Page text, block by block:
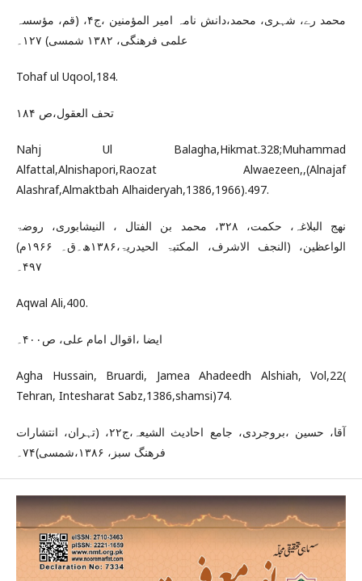
محمد رے، شہری، محمد،دانش نامہ امیر المؤمنین ،ج۴، (قم، مؤسسہ
علمی فرھنگی، ۱۳۸۲ شمسی) ۱۲۷۔
Tohaf ul Uqool,184.
تحف العقول،ص ۱۸۴
Nahj Ul Balagha,Hikmat.328;Muhammad
Alfattal,Alnishapori,Raozat Alwaezeen,,(Alnajaf
Alashraf,Almaktbah Alhaideryah,1386,1966).497.
نھج البلاغہ، حکمت، ۳۲۸، محمد بن الفتال ، النیشابوری، روضۃ
الواعظین، (النجف الاشرف، المکتبۃ الحیدریۃ،۱۳۸۶ھ۔ق۔ ۱۹۶۶م)
۴۹۷۔
Aqwal Ali,400.
ایضا ،اقوال امام علی، ص۴۰۰۔
Agha Hussain, Bruardi, Jamea Ahadeedh Alshiah, Vol,22(
Tehran, Intesharat Sabz,1386,shamsi)74.
آقا، حسین ،بروجردی، جامع احادیث الشیعہ،ج۲۲، (تہران، انتشارات
فرھنگ سبز، ۱۳۸۶،شمسی)۷۴۔